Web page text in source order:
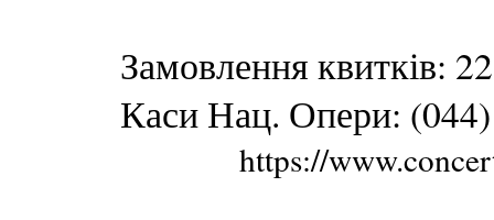
Замовлення квитків:
Каси Нац. Опери:
https://